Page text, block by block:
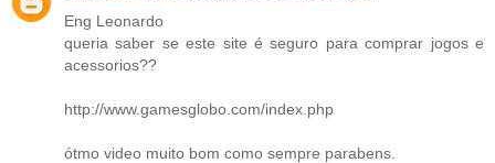
Eng Leonardo
queria saber se este site é seguro para comprar jogos e
acessorios??
http://www.gamesglobo.com/index.php
ótmo video muito bom como sempre parabens.